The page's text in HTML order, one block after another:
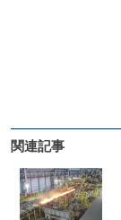
関連記事